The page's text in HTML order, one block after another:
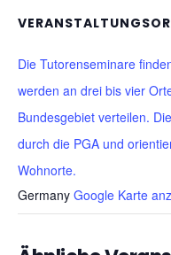
Die Tutorenseminare
werden an drei bis vier
Bundesgebiet verteilen.
durch die PGA und
Wohnorte.
Germany Google Karte